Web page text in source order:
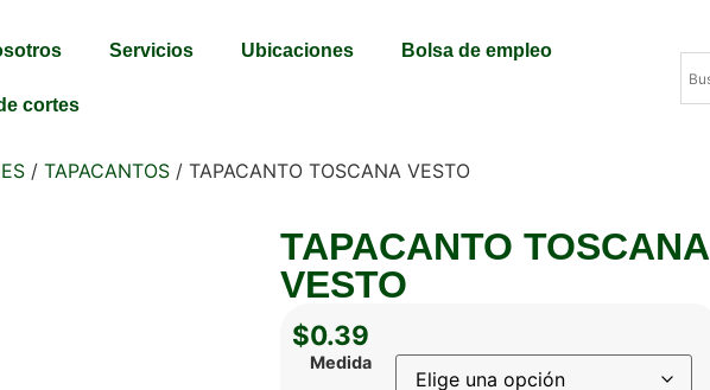
Servicios Ubicaciones Bolsa de empleo
cortes
/ TAPACANTOS / TAPACANTO TOSCANA VESTO
TAPACANTO TOSCANA
VESTO
$0.39
Medida